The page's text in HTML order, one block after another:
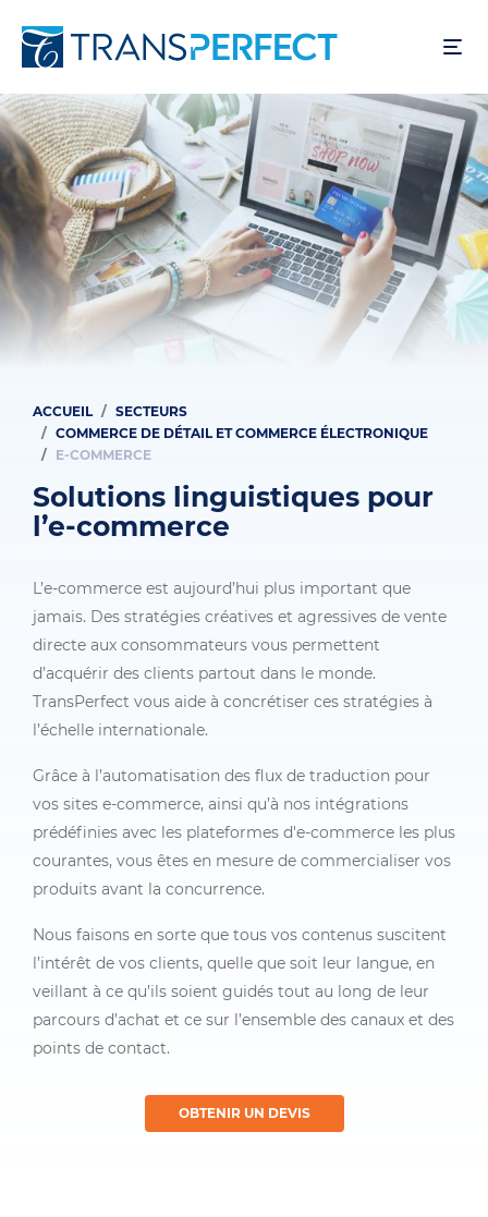
au
principal
Fil
d'Ariane
ACCUEIL
SECTEURS
COMMERCE DE DÉTAIL ET COMMERCE ÉLECTRONIQUE
E-COMMERCE
Solutions linguistiques pour
l’e-commerce
L’e-commerce est aujourd’hui plus important que
jamais. Des stratégies créatives et agressives de vente
directe aux consommateurs vous permettent
d’acquérir des clients partout dans le monde.
TransPerfect vous aide à concrétiser ces stratégies à
l’échelle internationale.
Grâce à l’automatisation des flux de traduction pour
vos sites e-commerce, ainsi qu’à nos intégrations
prédéfinies avec les plateformes d'e-commerce les plus
courantes, vous êtes en mesure de commercialiser vos
produits avant la concurrence.
Nous faisons en sorte que tous vos contenus suscitent
l’intérêt de vos clients, quelle que soit leur langue, en
veillant à ce qu’ils soient guidés tout au long de leur
parcours d’achat et ce sur l’ensemble des canaux et des
points de contact.
OBTENIR UN DEVIS